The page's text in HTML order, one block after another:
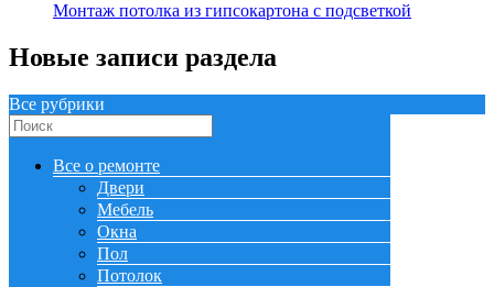
Монтаж потолка из гипсокартона с подсветкой
Новые записи раздела
Все рубрики
Все о ремонте
Двери
Мебель
Окна
Пол
Потолок